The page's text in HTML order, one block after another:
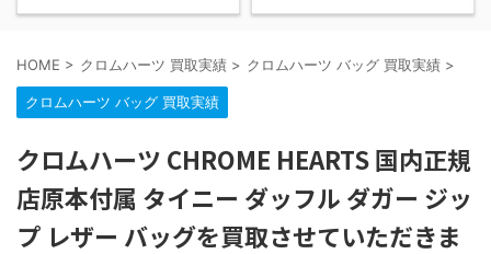
HOME > クロムハーツ 買取実績 > クロムハーツ バッグ 買取実績 >
クロムハーツ バッグ 買取実績
クロムハーツ CHROME HEARTS 国内正規
店原本付属 タイニー ダッフル ダガー ジッ
プ レザー バッグを買取させていただきま